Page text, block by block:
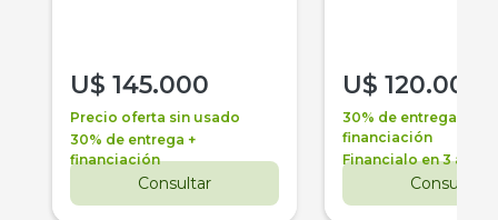
U$ 145.000
Precio oferta sin usado
30% de entrega +
financiación
Consultar
U$ 120.000
30% de entrega +
financiación
Financialo en 3 años
Consultar